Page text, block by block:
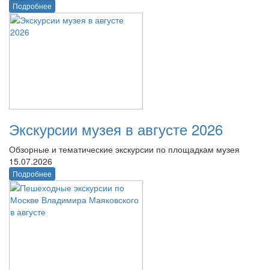
Подробнее
Экскурсии музея в августе 2026
Обзорные и тематические экскурсии по площадкам музея
15.07.2026
Подробнее